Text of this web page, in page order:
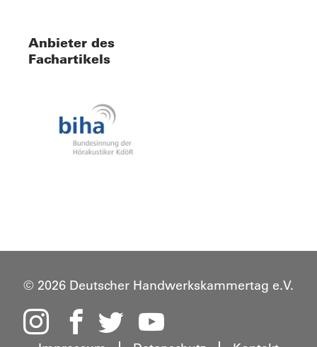
Anbieter des
Fachartikels
© 2026 Deutscher Handwerkskammertag e.V.